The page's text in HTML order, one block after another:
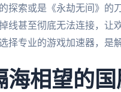
探索或是《永劫无间》的
线甚至彻底无法连接，让
专业的游戏加速器，是
海相望的国